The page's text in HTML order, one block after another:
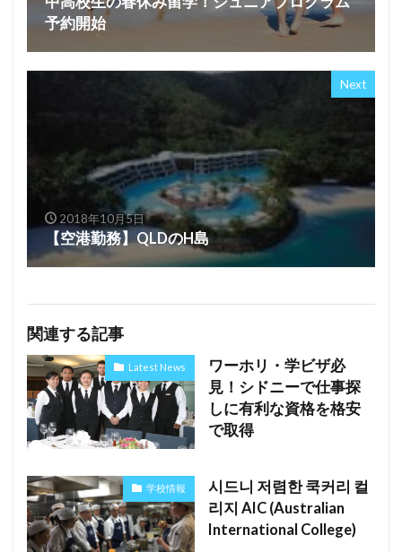
予約開始
Next
2018年10月5日
【空港勤務】QLDのH島
関連する記事
Latest News
ワーホリ・学ビザ必
見！シドニーで仕事探
しに有利な資格を格安
で取得
学校情報
시드니 저렴한 쿡커리 컬
리지 AIC (Australian
International College)